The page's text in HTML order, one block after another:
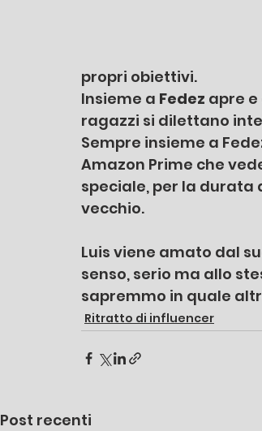
propri obiettivi.
Insieme a Fedez apre
ragazzi si dilettano
Sempre insieme a
Amazon Prime che
speciale, per la durata
vecchio.
Luis viene amato dal
senso, serio ma allo
sapremmo in quale
Ritratto di influencer
Post recenti